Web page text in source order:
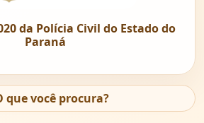
da Polícia Civil do Estado do
Paraná
que você procura?